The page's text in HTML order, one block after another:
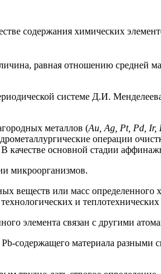
содержания химических
равная отношению средней
системе Д.И.
металлов (Au, Ag, Pt, Pd, Ir,
операции
основной стадии
микроорганизмов.
веществ или масс
и теплотехнических
элемента связан с другими
содержащего материала разными